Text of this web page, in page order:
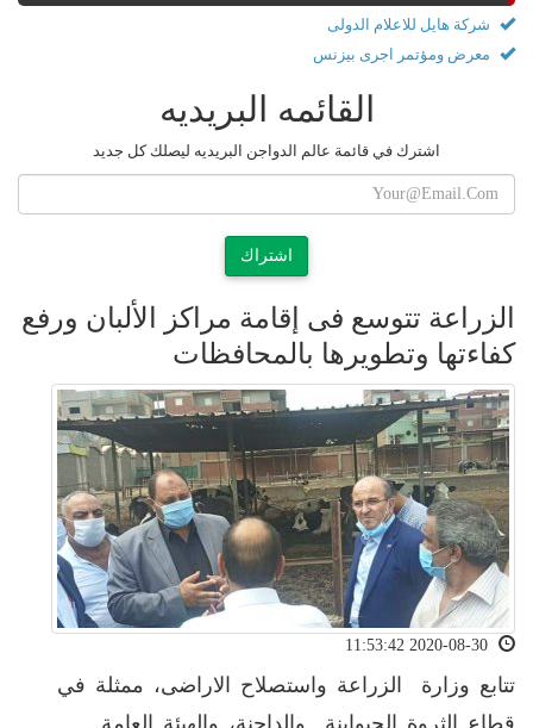
شركة هايل للاعلام الدولى
معرض ومؤتمر اجرى بيزنس
القائمه البريديه
اشترك في قائمة عالم الدواجن البريديه ليصلك كل جديد
اشتراك
الزراعة تتوسع فى إقامة مراكز الألبان ورفع
كفاءتها وتطويرها بالمحافظات
تتابع وزارة الزراعة واستصلاح الاراضى، ممثلة في
قطاع الثروة الحيواينة والداجنة، والهيئة العامة